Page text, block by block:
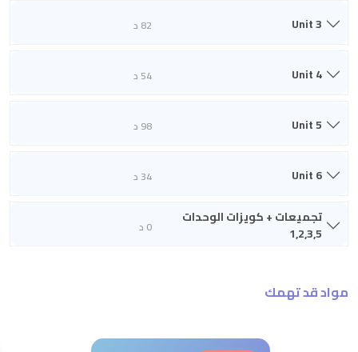
Unit 3 82 د
Unit 4 54 د
Unit 5 98 د
Unit 6 34 د
تجميعات + كويزات الوحدات
1,2,3,5
0 د
مواد قد تهمك